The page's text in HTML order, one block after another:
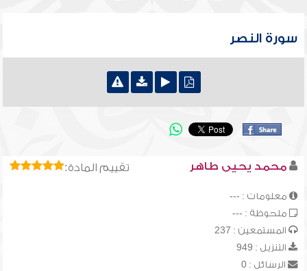
سورة النصر
تقييم المادة: محمد يحيى طاهر
معلومات : ---
ملحوظة : ---
المستمعين : 237
التنزيل : 949
الرسائل : 0